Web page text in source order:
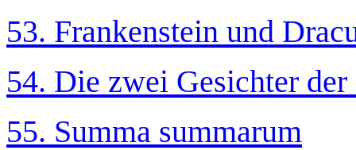
53. Frankenstein und
54. Die zwei Gesichter
55. Summa summarum